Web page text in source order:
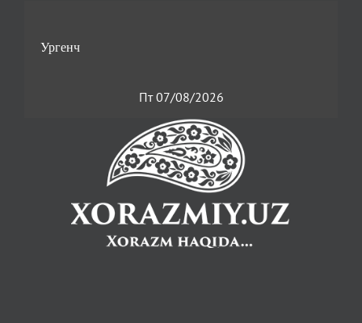
Пт 07/08/2026